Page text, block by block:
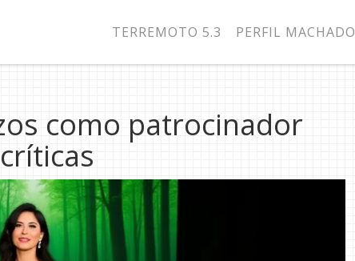
TERREMOTO 5.3 PERFIL MACHADO
como patrocinador